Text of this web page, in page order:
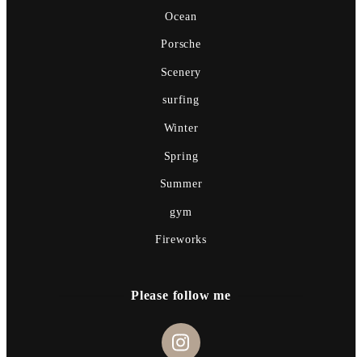
Ocean
Porsche
Scenery
surfing
Winter
Spring
Summer
gym
Fireworks
Please follow me